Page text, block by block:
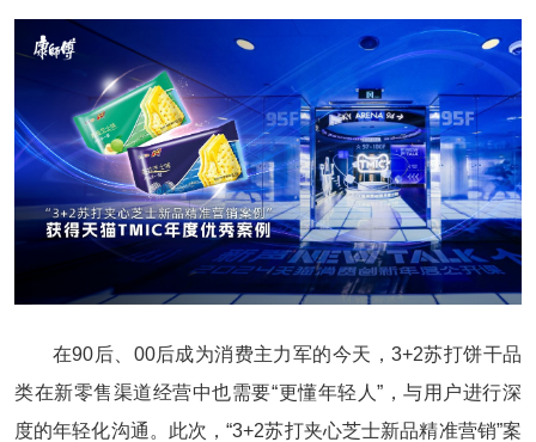
在90后、00后成为消费主力军的今天，3+2苏打饼干品
类在新零售渠道经营中也需要“更懂年轻人”，与用户进行深
度的年轻化沟通。此次，“3+2苏打夹心芝士新品精准营销”案